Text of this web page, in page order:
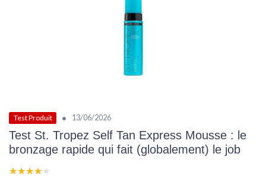
Test Produit • 13/06/2026
Test St. Tropez Self Tan Express Mousse : le
bronzage rapide qui fait (globalement) le job
★★★★★
★★★★★